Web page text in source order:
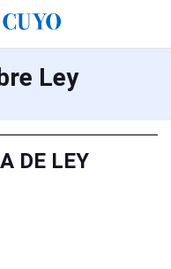
Ley
DE LEY